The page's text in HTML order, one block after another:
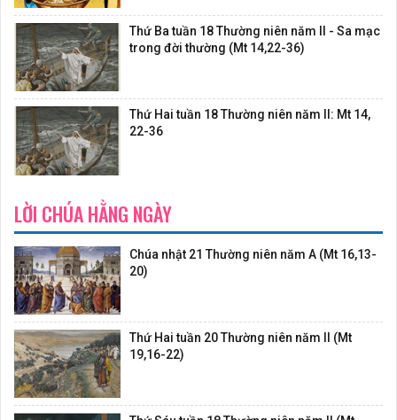
Thứ Ba tuần 18 Thường niên năm II - Sa mạc
trong đời thường (Mt 14,22-36)
Thứ Hai tuần 18 Thường niên năm II: Mt 14,
22-36
LỜI CHÚA HẰNG NGÀY
Chúa nhật 21 Thường niên năm A (Mt 16,13-
20)
Thứ Hai tuần 20 Thường niên năm II (Mt
19,16-22)